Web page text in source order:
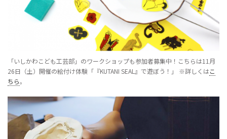
「いしかわこども工芸部」のワークショップも参加者募集中！こちらは11月
26日（土）開催の絵付け体験「『KUTANI SEAL 』 で遊ぼう！ 」 ※詳しくはこ
ちら。